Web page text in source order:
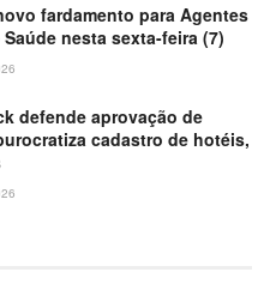
fardamento para Agentes
nesta sexta-feira (7)
defende aprovação de
cadastro de hotéis,